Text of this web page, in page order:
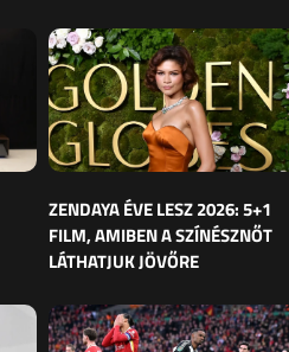
ZENDAYA ÉVE LESZ 2026: 5+1
FILM, AMIBEN A SZÍNÉSZNŐT
LÁTHATJUK JÖVŐRE